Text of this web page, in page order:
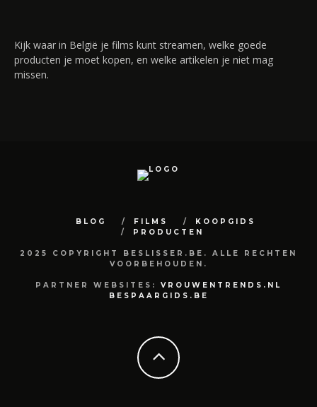
Kijk waar in België je films kunt streamen, welke goede
producten je moet kopen, en welke artikelen je niet mag
missen.
BLOG FILMS
KOOPGIDS
PRODUCTEN
2025 COPYRIGHT BESLISSER.BE. ALLE RECHTEN
VOORBEHOUDEN.
PARTNER WEBSITES: VROUWENTRENDS.NL
BESPAARGIDS.BE